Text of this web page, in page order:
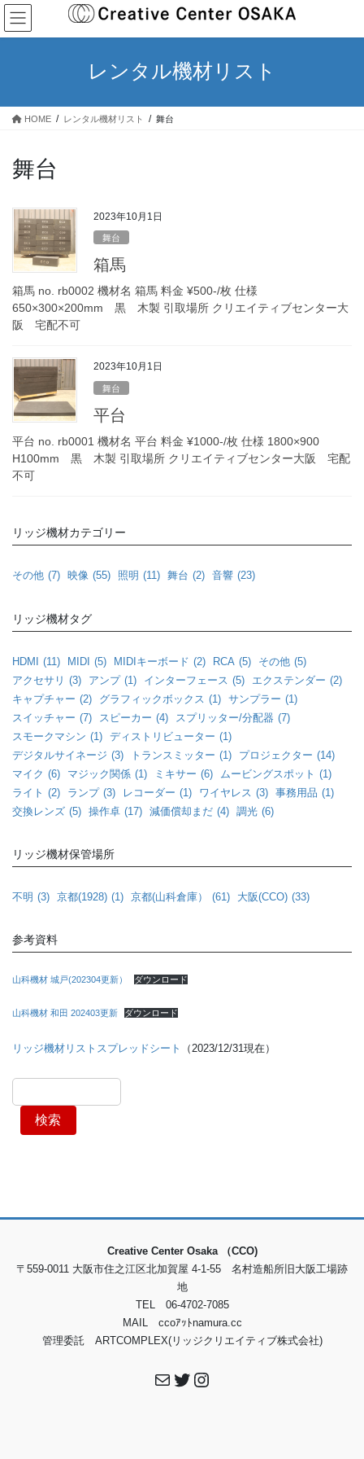
コ
ン
テ
ス
ナ
ビ
ゲ
ン
レンタル機材リスト
HOME レンタル機材リスト 舞台
舞台
2023年10月1日
舞台
箱馬
箱馬 no. rb0002 機材名 箱馬 料金 ¥500-/枚 仕様
650×300×200mm 黒 木製 引取場所 クリエイティブセンター大
阪 宅配不可
2023年10月1日
舞台
平台
平台 no. rb0001 機材名 平台 料金 ¥1000-/枚 仕様 1800×900
H100mm 黒 木製 引取場所 クリエイティブセンター大阪 宅配
不可
リッジ機材カテゴリー
その他 (7) 映像 (55) 照明 (11) 舞台 (2) 音響 (23)
リッジ機材タグ
HDMI (11) MIDI (5) MIDIキーボード (2) RCA (5) その他 (5)
アクセサリ (3) アンプ (1) インターフェース (5) エクステンダー (2)
キャプチャー (2) グラフィックボックス (1) サンプラー (1)
スイッチャー (7) スピーカー (4) スプリッター/分配器 (7)
スモークマシン (1) ディストリビューター (1)
デジタルサイネージ (3) トランスミッター (1) プロジェクター (14)
マイク (6) マジック関係 (1) ミキサー (6) ムービングスポット (1)
ライト (2) ランプ (3) レコーダー (1) ワイヤレス (3) 事務用品 (1)
交換レンズ (5) 操作卓 (17) 減価償却まだ (4) 調光 (6)
リッジ機材保管場所
不明 (3) 京都(1928) (1) 京都(山科倉庫） (61) 大阪(CCO) (33)
参考資料
山科機材 城戸(202304更新） ダウンロード
山科機材 和田 202403更新 ダウンロード
リッジ機材リストスプレッドシート （2023/12/31現在）
検索
Creative Center Osaka （CCO)
〒559-0011 大阪市住之江区北加賀屋 4-1-55 名村造船所旧大阪工場跡
地
TEL 06-4702-7085
MAIL ccoｱｯﾄnamura.cc
管理委託 ARTCOMPLEX(リッジクリエイティブ株式会社)
メール Twitter
Instagram